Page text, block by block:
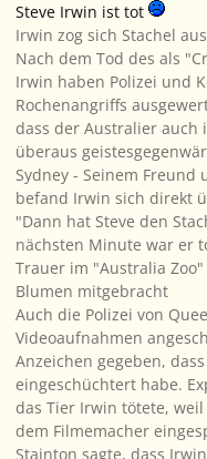
Steve Irwin ist tot
Irwin zog sich Stachel
Nach dem Tod des als
Irwin haben Polizei und
Rochenangriffs
dass der Australier auch
überaus
Sydney - Seinem Freund
befand Irwin sich direkt
"Dann hat Steve den
nächsten Minute war er
Trauer im "Australia
Blumen mitgebracht
Auch die Polizei von
Videoaufnahmen
Anzeichen gegeben,
eingeschüchtert habe.
das Tier Irwin tötete,
dem Filmemacher
Stainton sagte, dass